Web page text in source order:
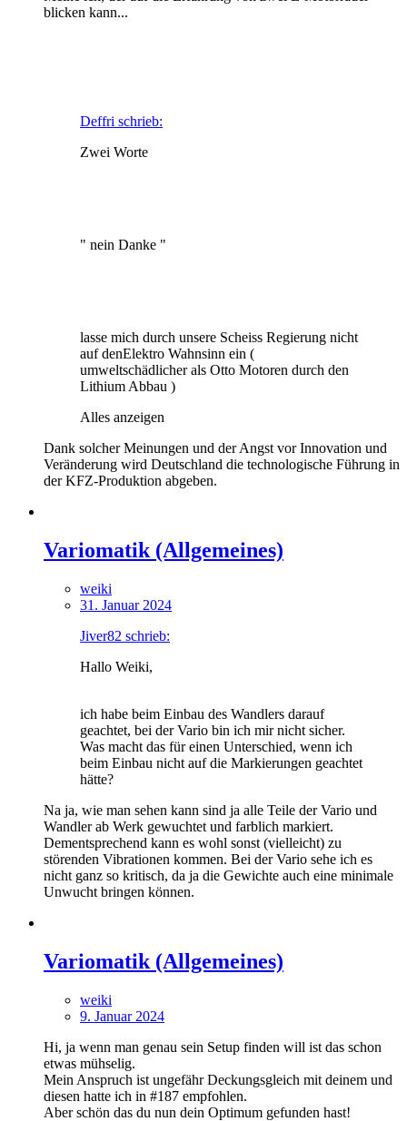
blicken kann...
Deffri schrieb:
Zwei Worte
" nein Danke "
lasse mich durch unsere Scheiss Regierung nicht
auf denElektro Wahnsinn ein (
umweltschädlicher als Otto Motoren durch den
Lithium Abbau )
Alles anzeigen
Dank solcher Meinungen und der Angst vor Innovation und
Veränderung wird Deutschland die technologische Führung in
der KFZ-Produktion abgeben.
Variomatik (Allgemeines)
weiki
31. Januar 2024
Jiver82 schrieb:
Hallo Weiki,
ich habe beim Einbau des Wandlers darauf
geachtet, bei der Vario bin ich mir nicht sicher.
Was macht das für einen Unterschied, wenn ich
beim Einbau nicht auf die Markierungen geachtet
hätte?
Na ja, wie man sehen kann sind ja alle Teile der Vario und
Wandler ab Werk gewuchtet und farblich markiert.
Dementsprechend kann es wohl sonst (vielleicht) zu
störenden Vibrationen kommen. Bei der Vario sehe ich es
nicht ganz so kritisch, da ja die Gewichte auch eine minimale
Unwucht bringen können.
Variomatik (Allgemeines)
weiki
9. Januar 2024
Hi, ja wenn man genau sein Setup finden will ist das schon
etwas mühselig.
Mein Anspruch ist ungefähr Deckungsgleich mit deinem und
diesen hatte ich in #187 empfohlen.
Aber schön das du nun dein Optimum gefunden hast!